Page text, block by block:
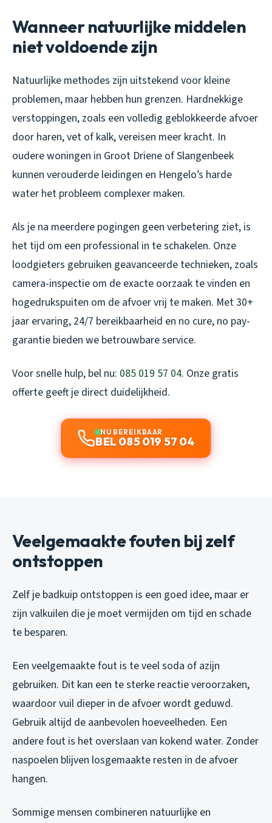
Wanneer natuurlijke middelen
niet voldoende zijn
Natuurlijke methodes zijn uitstekend voor kleine
problemen, maar hebben hun grenzen. Hardnekkige
verstoppingen, zoals een volledig geblokkeerde afvoer
door haren, vet of kalk, vereisen meer kracht. In
oudere woningen in Groot Driene of Slangenbeek
kunnen verouderde leidingen en Hengelo’s harde
water het probleem complexer maken.
Als je na meerdere pogingen geen verbetering ziet, is
het tijd om een professional in te schakelen. Onze
loodgieters gebruiken geavanceerde technieken, zoals
camera-inspectie om de exacte oorzaak te vinden en
hogedrukspuiten om de afvoer vrij te maken. Met 30+
jaar ervaring, 24/7 bereikbaarheid en no cure, no pay-
garantie bieden we betrouwbare service.
Voor snelle hulp, bel nu: 085 019 57 04. Onze gratis
offerte geeft je direct duidelijkheid.
NU BEREIKBAAR
BEL 085 019 57 04
Veelgemaakte fouten bij zelf
ontstoppen
Zelf je badkuip ontstoppen is een goed idee, maar er
zijn valkuilen die je moet vermijden om tijd en schade
te besparen.
Een veelgemaakte fout is te veel soda of azijn
gebruiken. Dit kan een te sterke reactie veroorzaken,
waardoor vuil dieper in de afvoer wordt geduwd.
Gebruik altijd de aanbevolen hoeveelheden. Een
andere fout is het overslaan van kokend water. Zonder
naspoelen blijven losgemaakte resten in de afvoer
hangen.
Sommige mensen combineren natuurlijke en